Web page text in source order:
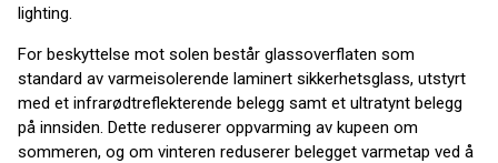
lighting.
For beskyttelse mot solen består glassoverflaten som
standard av varmeisolerende laminert sikkerhetsglass, utstyrt
med et infrarødtreflekterende belegg samt et ultratynt belegg
på innsiden. Dette reduserer oppvarming av kupeen om
sommeren, og om vinteren reduserer belegget varmetap ved å